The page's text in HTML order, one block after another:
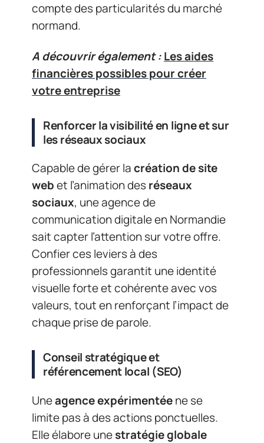
compte des particularités du marché
normand.
A découvrir également :Les aides
financières possibles pour créer
votre entreprise
Renforcer la visibilité en ligne et sur
les réseaux sociaux
Capable de gérer lacréation de site
webet l’animation desréseaux
sociaux, une agence de
communication digitale en Normandie
sait capter l’attention sur votre offre.
Confier ces leviers à des
professionnels garantit une identité
visuelle forte et cohérente avec vos
valeurs, tout en renforçant l’impact de
chaque prise de parole.
Conseil stratégique et
référencement local (SEO)
Uneagence expérimentéene se
limite pas à des actions ponctuelles.
Elle élabore unestratégie globale